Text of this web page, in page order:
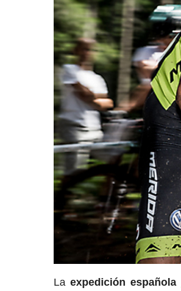
Laexpedición española